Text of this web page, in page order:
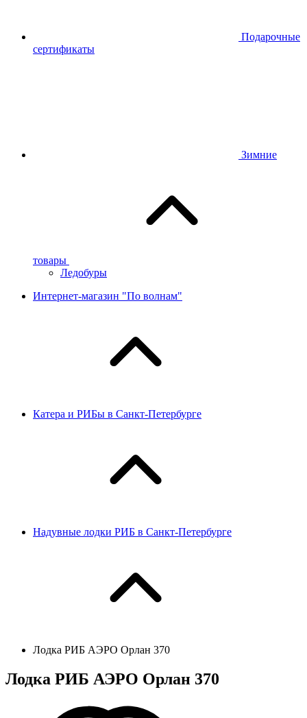
Подарочные
сертификаты
Зимние
товары
Ледобуры
Интернет-магазин "По волнам"
Катера и РИБы в Санкт-Петербурге
Надувные лодки РИБ в Санкт-Петербурге
Лодка РИБ АЭРО Орлан 370
Лодка РИБ АЭРО Орлан 370